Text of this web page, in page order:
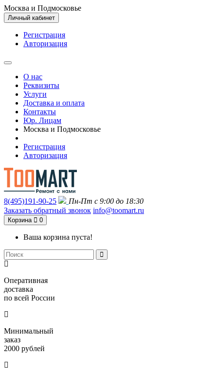
Москва и Подмосковье
Личный кабинет
Регистрация
Авторизация
О нас
Реквизиты
Услуги
Доставка и оплата
Контакты
Юр. Лицам
Москва и Подмосковье
Регистрация
Авторизация
8(495)191-90-25
Пн-Пт с 9:00 до 18:30
Заказать обратный звонок info@toomart.ru
Корзина 0
Ваша корзина пуста!
Оперативная
доставка
по всей России
Минимальный
заказ
2000 рублей